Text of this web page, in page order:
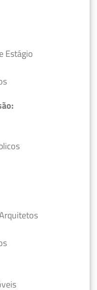
Estágio